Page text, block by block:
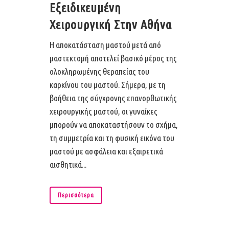
Εξειδικευμένη
Χειρουργική Στην Αθήνα
Η αποκατάσταση μαστού μετά από
μαστεκτομή αποτελεί βασικό μέρος της
ολοκληρωμένης θεραπείας του
καρκίνου του μαστού. Σήμερα, με τη
βοήθεια της σύγχρονης επανορθωτικής
χειρουργικής μαστού, οι γυναίκες
μπορούν να αποκαταστήσουν το σχήμα,
τη συμμετρία και τη φυσική εικόνα του
μαστού με ασφάλεια και εξαιρετικά
αισθητικά...
Περισσότερα